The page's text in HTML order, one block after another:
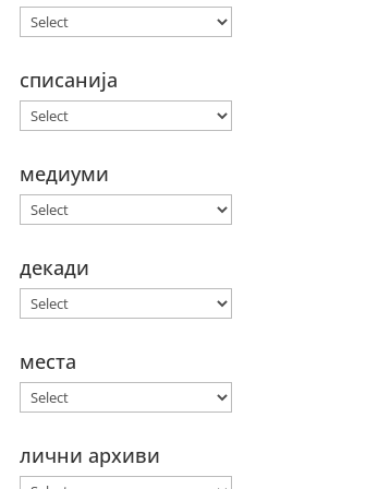
списанија
медиуми
декади
места
лични архиви